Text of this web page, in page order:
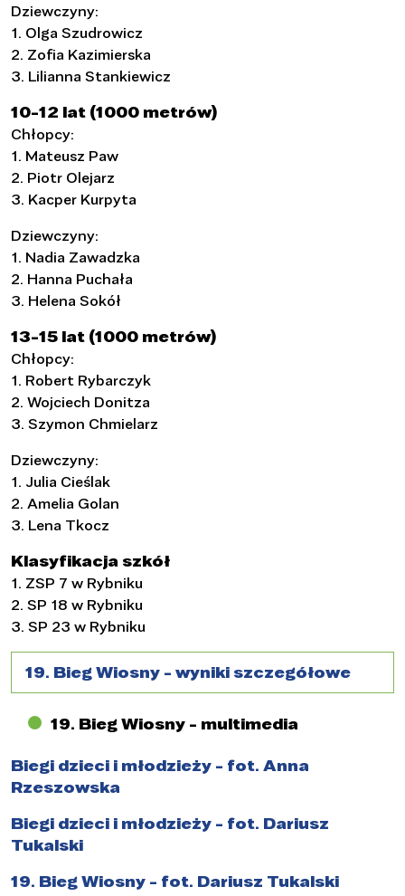
Dziewczyny:
1. Olga Szudrowicz
2. Zofia Kazimierska
3. Lilianna Stankiewicz
10-12 lat (1000 metrów)
Chłopcy:
1. Mateusz Paw
2. Piotr Olejarz
3. Kacper Kurpyta
Dziewczyny:
1. Nadia Zawadzka
2. Hanna Puchała
3. Helena Sokół
13-15 lat (1000 metrów)
Chłopcy:
1. Robert Rybarczyk
2. Wojciech Donitza
3. Szymon Chmielarz
Dziewczyny:
1. Julia Cieślak
2. Amelia Golan
3. Lena Tkocz
Klasyfikacja szkół
1. ZSP 7 w Rybniku
2. SP 18 w Rybniku
3. SP 23 w Rybniku
19. Bieg Wiosny - wyniki szczegółowe
19. Bieg Wiosny - multimedia
Biegi dzieci i młodzieży - fot. Anna
Rzeszowska
Biegi dzieci i młodzieży - fot. Dariusz
Tukalski
19. Bieg Wiosny - fot. Dariusz Tukalski